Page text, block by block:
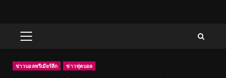
PRIMARY
ข่าวบอลพรีเมียร์ลีก ข่าวฟุตบอล